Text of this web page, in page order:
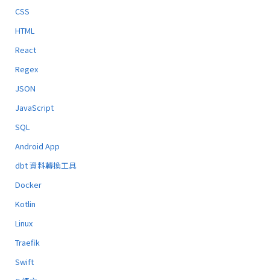
CSS
HTML
React
Regex
JSON
JavaScript
SQL
Android App
dbt 資料轉換工具
Docker
Kotlin
Linux
Traefik
Swift